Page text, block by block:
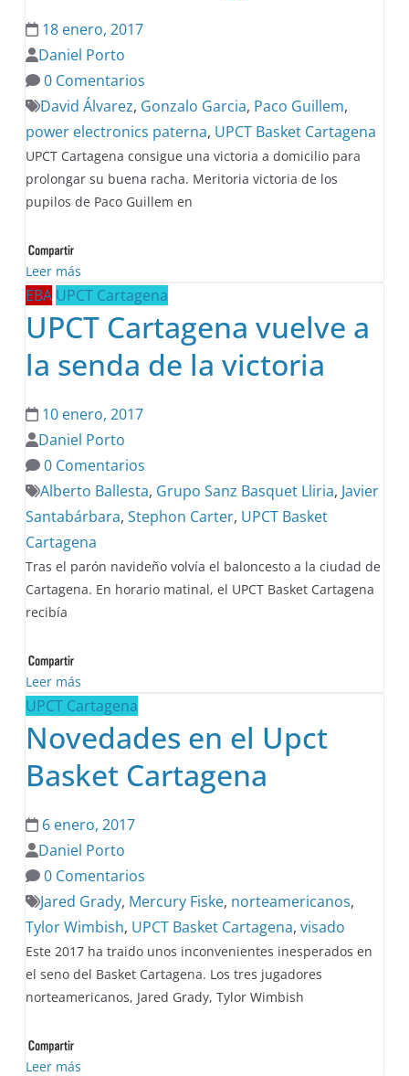
18 enero, 2017
Daniel Porto
0 Comentarios
David Álvarez, Gonzalo Garcia, Paco Guillem,
power electronics paterna, UPCT Basket Cartagena
UPCT Cartagena consigue una victoria a domicilio para
prolongar su buena racha. Meritoria victoria de los
pupilos de Paco Guillem en
Leer más
EBA UPCT Cartagena
UPCT Cartagena vuelve a
la senda de la victoria
10 enero, 2017
Daniel Porto
0 Comentarios
Alberto Ballesta, Grupo Sanz Basquet Lliria, Javier
Santabárbara,Stephon Carter, UPCT Basket
Cartagena
Tras el parón navideño volvía el baloncesto a la ciudad de
Cartagena. En horario matinal, el UPCT Basket Cartagena
recibía
Leer más
UPCT Cartagena
Novedades en el Upct
Basket Cartagena
6 enero, 2017
Daniel Porto
0 Comentarios
Jared Grady, Mercury Fiske, norteamericanos,
Tylor Wimbish, UPCT Basket Cartagena,visado
Este 2017 ha traido unos inconvenientes inesperados en
el seno del Basket Cartagena. Los tres jugadores
norteamericanos, Jared Grady, Tylor Wimbish
Leer más